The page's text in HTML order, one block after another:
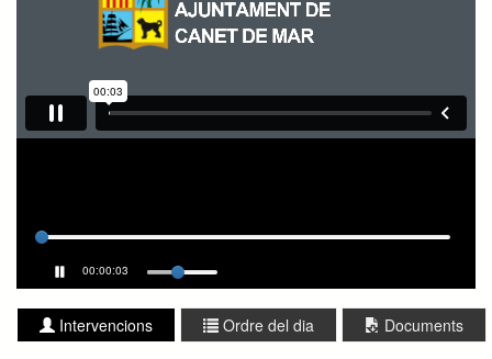
00:00:03
Intervencions Ordre del dia Documents